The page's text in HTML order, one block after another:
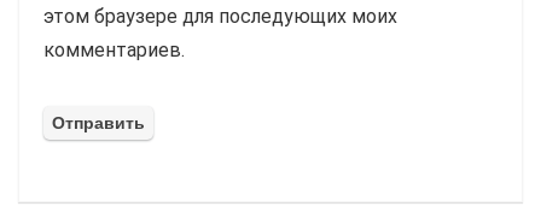
этом браузере для последующих моих
комментариев.